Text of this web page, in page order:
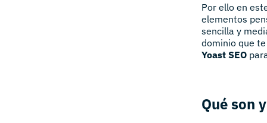
Por ello en
elementos
sencilla y
dominio que
Yoast SEO
Qué son